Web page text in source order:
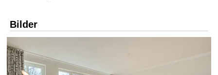
Bilder